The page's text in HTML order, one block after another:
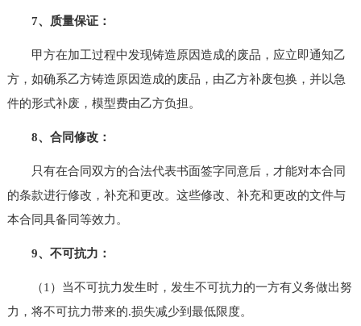
7、质量保证：
甲方在加工过程中发现铸造原因造成的废品，应立即通知乙
方，如确系乙方铸造原因造成的废品，由乙方补废包换，并以急
件的形式补废，模型费由乙方负担。
8、合同修改：
只有在合同双方的合法代表书面签字同意后，才能对本合同
的条款进行修改，补充和更改。这些修改、补充和更改的文件与
本合同具备同等效力。
9、不可抗力：
（1）当不可抗力发生时，发生不可抗力的一方有义务做出努
力，将不可抗力带来的.损失减少到最低限度。